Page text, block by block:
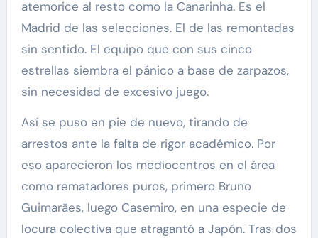
atemorice al resto como la Canarinha. Es el
Madrid de las selecciones. El de las remontadas
sin sentido. El equipo que con sus cinco
estrellas siembra el pánico a base de zarpazos,
sin necesidad de excesivo juego.
Así se puso en pie de nuevo, tirando de
arrestos ante la falta de rigor académico. Por
eso aparecieron los mediocentros en el área
como rematadores puros, primero Bruno
Guimarães, luego Casemiro, en una especie de
locura colectiva que atragantó a Japón. Tras dos